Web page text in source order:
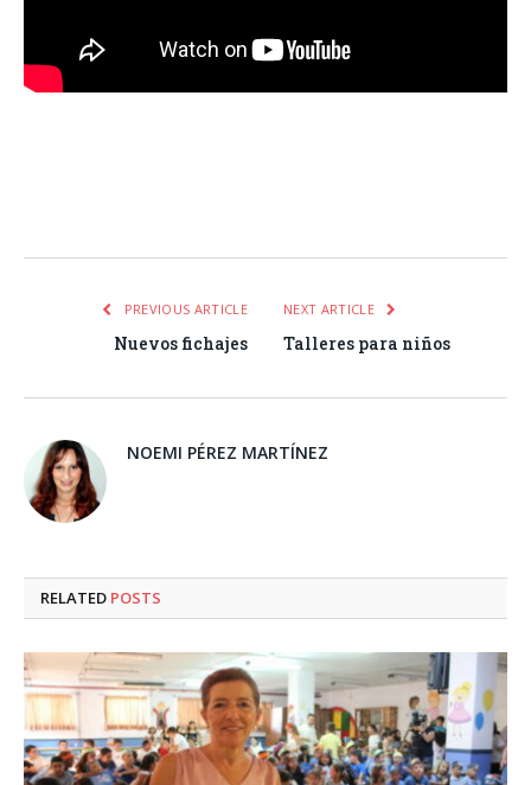
PREVIOUS ARTICLE
Nuevos fichajes
NEXT ARTICLE
Talleres para niños
NOEMI PÉREZ MARTÍNEZ
RELATED POSTS